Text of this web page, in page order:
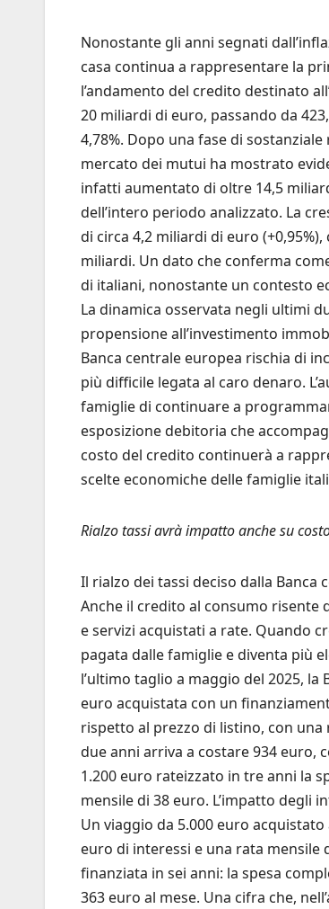
Nonostante gli anni segnati
casa continua a rappresentare la
l’andamento del credito destinato
20 miliardi di euro, passando da
4,78%. Dopo una fase di
mercato dei mutui ha mostrato
infatti aumentato di oltre 14,5
dell’intero periodo analizzato. La
di circa 4,2 miliardi di euro
miliardi. Un dato che conferma
di italiani, nonostante un contesto
La dinamica osservata negli ultimi
propensione all’investimento
Banca centrale europea rischia di
più difficile legata al caro denaro.
famiglie di continuare a
esposizione debitoria che
costo del credito continuerà a
scelte economiche delle famiglie
Rialzo tassi avrà impatto anche su
Il rialzo dei tassi deciso dalla Banca
Anche il credito al consumo risente
e servizi acquistati a rate. Quando
pagata dalle famiglie e diventa più
l’ultimo taglio a maggio del 2025, la
euro acquistata con un
rispetto al prezzo di listino, con
due anni arriva a costare 934 euro,
1.200 euro rateizzato in tre anni la
mensile di 38 euro. L’impatto degli
Un viaggio da 5.000 euro
euro di interessi e una rata mensile
finanziata in sei anni: la spesa
363 euro al mese. Una cifra che,